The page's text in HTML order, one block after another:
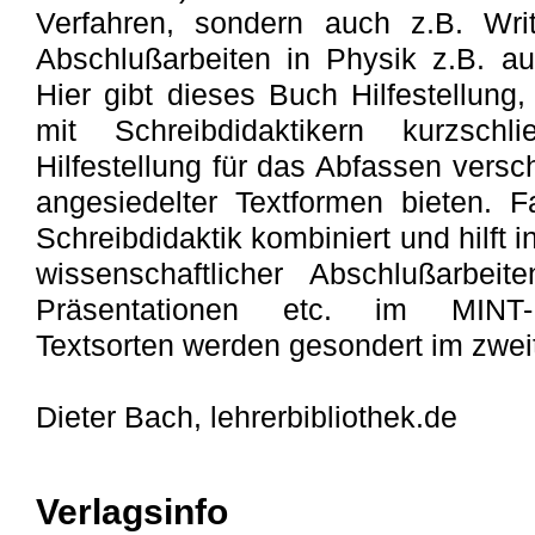
Verfahren, sondern auch z.B.
Abschlußarbeiten in Physik z.B.
Hier gibt dieses Buch
mit Schreibdidaktikern
Hilfestellung für das Abfassen
angesiedelter Textformen bieten.
Schreibdidaktik kombiniert und hilft
wissenschaftlicher
Präsentationen etc. im MINT-
Textsorten werden gesondert im
Dieter Bach, lehrerbibliothek.de
Verlagsinfo